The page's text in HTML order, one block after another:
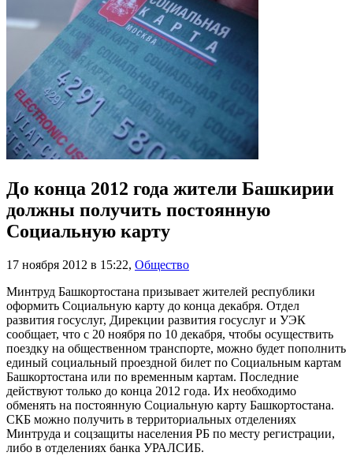
До конца 2012 года жители Башкирии
должны получить постоянную
Социальную карту
17 ноября 2012 в 15:22, Общество
Минтруд Башкортостана призывает жителей республики
оформить Социальную карту до конца декабря. Отдел
развития госуслуг, Дирекции развития госуслуг и УЭК
сообщает, что с 20 ноября по 10 декабря, чтобы осуществить
поездку на общественном транспорте, можно будет пополнить
единый социальный проездной билет по Социальным картам
Башкортостана или по временным картам. Последние
действуют только до конца 2012 года. Их необходимо
обменять на постоянную Социальную карту Башкортостана.
СКБ можно получить в территориальных отделениях
Минтруда и соцзащиты населения РБ по месту регистрации,
либо в отделениях банка УРАЛСИБ.